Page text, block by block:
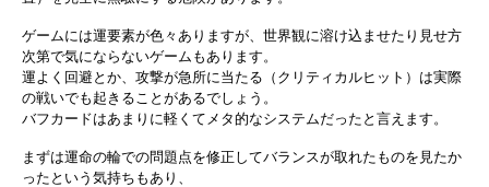
ゲームには運要素が色々ありますが、世界観に溶け込ませたり見せ方
次第で気にならないゲームもあります。
運よく回避とか、攻撃が急所に当たる（クリティカルヒット）は実際
の戦いでも起きることがあるでしょう。
バフカードはあまりに軽くてメタ的なシステムだったと言えます。
まずは運命の輪での問題点を修正してバランスが取れたものを見たか
ったという気持ちもあり、